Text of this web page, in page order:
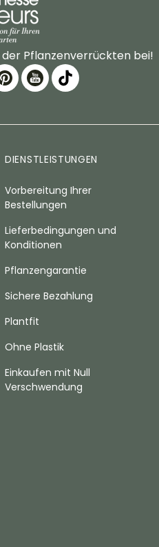
Pflanzenverrückten bei!
DIENSTLEISTUNGEN
Vorbereitung Ihrer
Bestellungen
Lieferbedingungen und
Konditionen
Pflanzengarantie
Sichere Bezahlung
Plantfit
Ohne Plastik
Einkaufen mit Null
Verschwendung